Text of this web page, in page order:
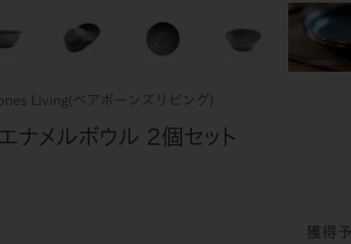
Living(ベアボーンズリビング)
ナメルボウル 2個セット